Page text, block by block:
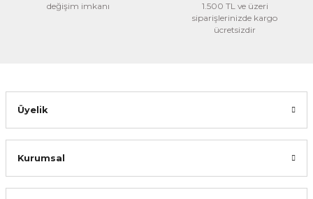
değişim imkanı
1.500 TL ve üzeri
siparişlerinizde kargo
ücretsizdir
Üyelik
Kurumsal